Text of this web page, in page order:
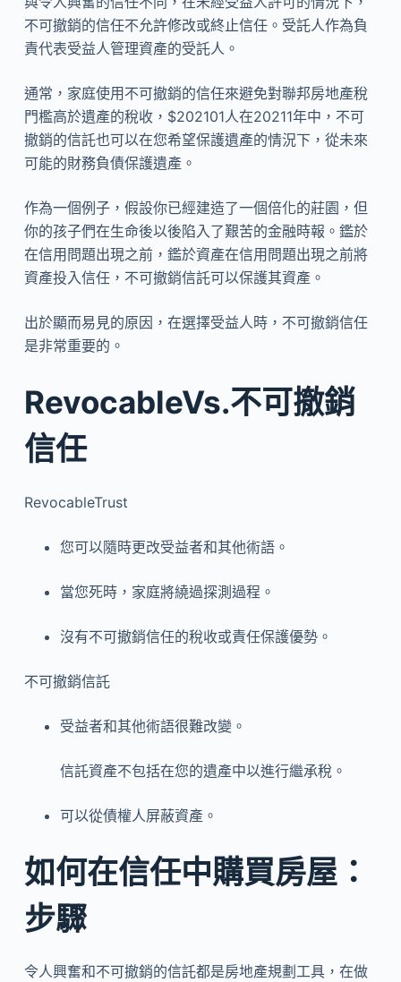
不可撤銷的信任不允許修改或終止信任。受託人作為負
責代表受益人管理資產的受託人。
通常，家庭使用不可撤銷的信任來避免對聯邦房地產稅
門檻高於遺產的稅收，$202101人在20211年中，不可
撤銷的信託也可以在您希望保護遺產的情況下，從未來
可能的財務負債保護遺產。
作為一個例子，假設你已經建造了一個倍化的莊園，但
你的孩子們在生命後以後陷入了艱苦的金融時報。鑑於
在信用問題出現之前，鑑於資產在信用問題出現之前將
資產投入信任，不可撤銷信託可以保護其資產。
出於顯而易見的原因，在選擇受益人時，不可撤銷信任
是非常重要的。
RevocableVs.不可撤銷
信任
RevocableTrust
您可以隨時更改受益者和其他術語。
當您死時，家庭將繞過探測過程。
沒有不可撤銷信任的稅收或責任保護優勢。
不可撤銷信託
受益者和其他術語很難改變。
信託資產不包括在您的遺產中以進行繼承稅。
可以從債權人屏蔽資產。
如何在信任中購買房屋：
步驟
令人興奮和不可撤銷的信託都是房地產規劃工具，在做